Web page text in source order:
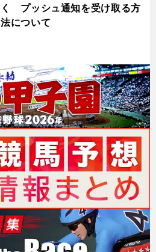
く プッシュ通知を受け取る方
法について